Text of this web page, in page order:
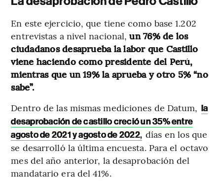
En este ejercicio, que tiene como base 1.202
entrevistas a nivel nacional,un 76% de los
ciudadanos desaprueba la labor que Castillo
viene haciendo como presidente del Perú,
mientras que un 19% la aprueba y otro 5% “no
sabe”.
Dentro de las mismas mediciones de Datum, la
desaprobación de castillo creció un 35% entre
agosto de 2021 y agosto de 2022, días en los que
se desarrolló la última encuesta. Para el octavo
mes del año anterior, la desaprobación del
mandatario era del 41%.